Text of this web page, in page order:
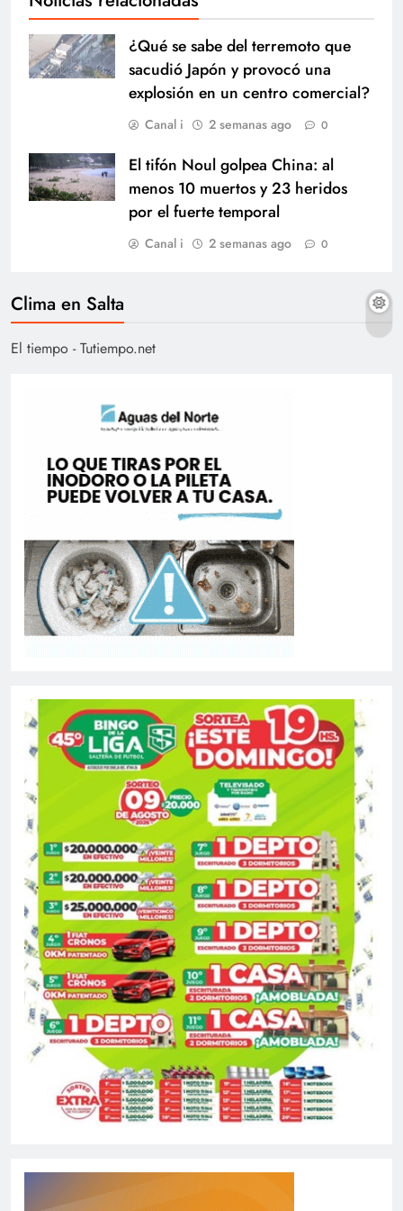
¿Qué se sabe del terremoto que
sacudió Japón y provocó una
explosión en un centro comercial?
Canal i 2 semanas ago 0
El tifón Noul golpea China: al
menos 10 muertos y 23 heridos
por el fuerte temporal
Canal i 2 semanas ago 0
Clima en Salta
El tiempo - Tutiempo.net